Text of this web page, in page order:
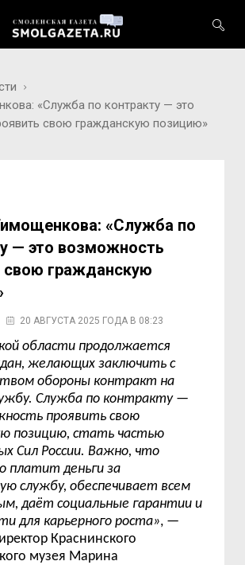
«Служба по контракту — это
свою гражданскую позицию»
«Служба по
— это возможность
свою гражданскую
20 АВГУСТА 2025 ГОДА В 08:23
области продолжается
желающих заключить с
обороны контракт на
Служба по контракту —
проявить свою
позицию, стать частью
Сил России. Важно, что
платит деньги за
службу, обеспечивает всем
даёт социальные гарантии и
для карьерного роста», —
Краснинского
музея Марина